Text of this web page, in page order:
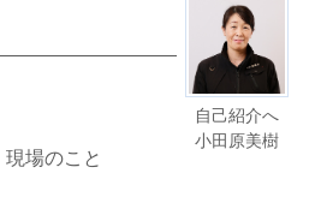
自己紹介へ
小田原美樹
現場のこと